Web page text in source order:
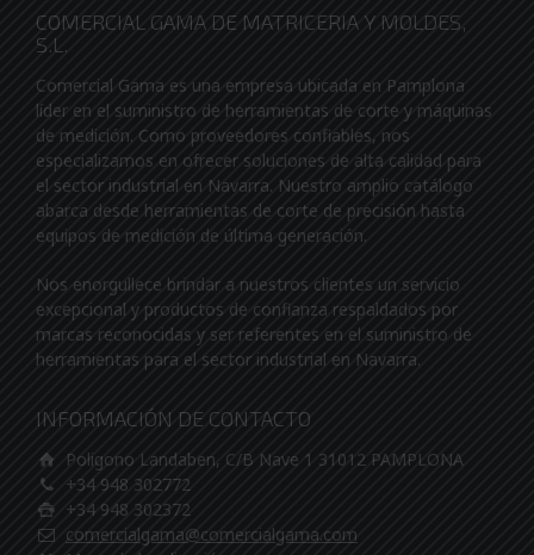
COMERCIAL GAMA DE MATRICERIA Y MOLDES,
S.L.
Comercial Gama es una empresa ubicada en Pamplona
líder en el suministro de herramientas de corte y máquinas
de medición. Como proveedores confiables, nos
especializamos en ofrecer soluciones de alta calidad para
el sector industrial en Navarra. Nuestro amplio catálogo
abarca desde herramientas de corte de precisión hasta
equipos de medición de última generación.
Nos enorgullece brindar a nuestros clientes un servicio
excepcional y productos de confianza respaldados por
marcas reconocidas y ser referentes en el suministro de
herramientas para el sector industrial en Navarra.
INFORMACIÓN DE CONTACTO
Poligono Landaben, C/B Nave 1 31012 PAMPLONA
+34 948 302772
+34 948 302372
comercialgama@comercialgama.com